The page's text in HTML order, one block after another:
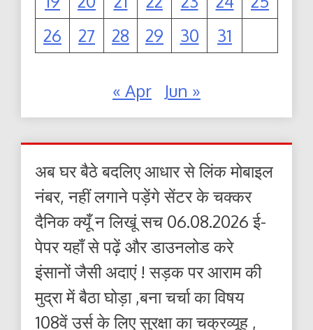
26
27 28 29 30 31
« Apr Jun »
अब घर बैठे बदलिए आधार से लिंक मोबाइल
नंबर, नहीं लगाने पड़ेंगे सेंटर के चक्कर
दैनिक क्यूँ न लिखूं सच 06.08.2026 ई-
पेपर यहाँ से पढ़ें और डाउनलोड करे
इंसानों जैसी अदाएं ! सड़क पर आराम की
मुद्रा में बैठा घोड़ा ,बना चर्चा का विषय
108वें उर्स के लिए सुरक्षा का चक्रव्यूह ,